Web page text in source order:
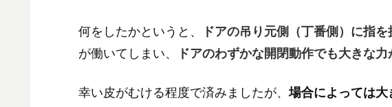
何をしたかというと、 ドアの吊り元側（丁番側）に指を
が働いてしまい、
ドアのわずかな開閉動作でも大きな力
幸い皮がむける程度で済みましたが、場合によっては大